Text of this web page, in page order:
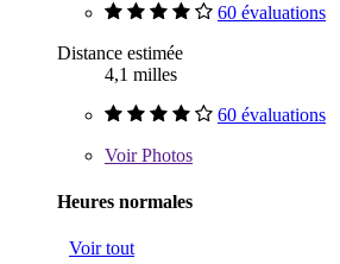
60 évaluations
Distance estimée
4,1 milles
60 évaluations
VoirPhotos
Heures normales
Voir tout